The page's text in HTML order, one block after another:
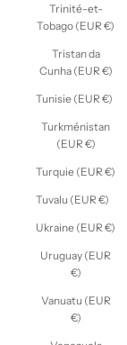
Trinité-et-
Tobago (EUR €)
Tristan da
Cunha (EUR €)
Tunisie (EUR €)
Turkménistan
(EUR €)
Turquie (EUR €)
Tuvalu (EUR €)
Ukraine (EUR €)
Uruguay (EUR
€)
Vanuatu (EUR
€)